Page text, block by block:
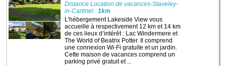
Distance Location de vacances-Staveley-
in-Cartmel :1km
L’hébergement Lakeside View vous
accueille à respectivement 12 km et 14 km
de ces lieux d’intérêt : Lac Windermere et
The World of Beatrix Potter. Il comprend
une connexion Wi-Fi gratuite et un jardin.
Cette maison de vacances comprend un
parking privé gratuit et ...